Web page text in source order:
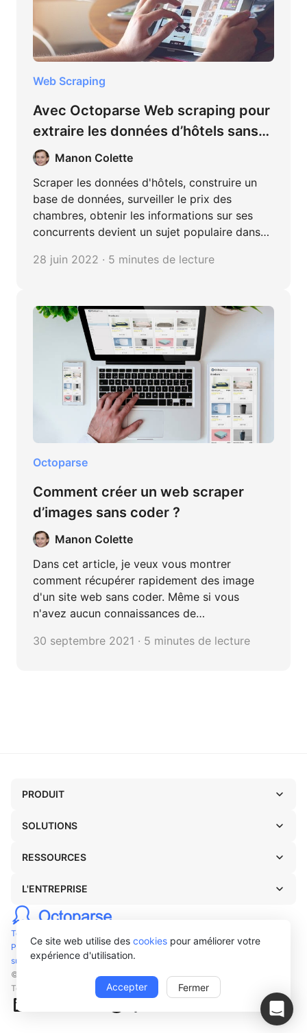
Ce site web utilise des cookies pour améliorer votre
expérience d'utilisation.
Accepter Fermer
Web Scraping
Avec Octoparse Web scraping pour
extraire les données d’hôtels sans
coderManon Colette
Scraper les données d'hôtels, construire un
base de données, surveiller le prix des
chambres, obtenir les informations sur ses
concurrents devient un sujet populaire dans
présenter comment scraper les données
28 juin 2022 · 5 minutes de lecture
Octoparse
Comment créer un web scraper
d’images sans coder ?
Manon Colette
Dans cet article, je veux vous montrer
comment récupérer rapidement des image
d'un site web sans coder. Même si vous
n'avez aucun connaissances de
de le faire en 30 minutes.
30 septembre 2021 · 5 minutes de lecture
Termes
Privacy
support@octoparse.com
© Octopus Data Inc. 2026
Tous droits réservés.
PRODUIT
SOLUTIONS
RESSOURCES
L'ENTREPRISE